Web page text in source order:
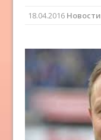
18.04.2016 Новости